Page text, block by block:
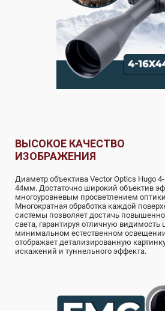
ВЫСОКОЕ КАЧЕСТВО
ИЗОБРАЖЕНИЯ
Диаметр объектива Vector Optics Hugo 4-
44мм. Достаточно широкий объектив
многоуровневым просветлением
Многократная обработка каждой
системы позволяет достичь
света, гарантируя отличную видимость
минимальном естественном
отображает детализированную
искажений и туннельного эффекта.